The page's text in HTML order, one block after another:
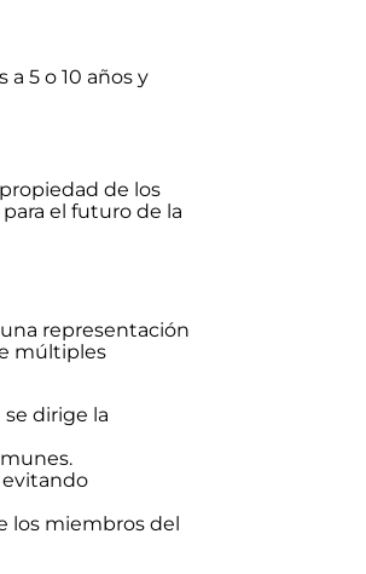
5 o 10 años y
de los
el futuro de la
representación
múltiples
dirige la
evitando
los miembros del